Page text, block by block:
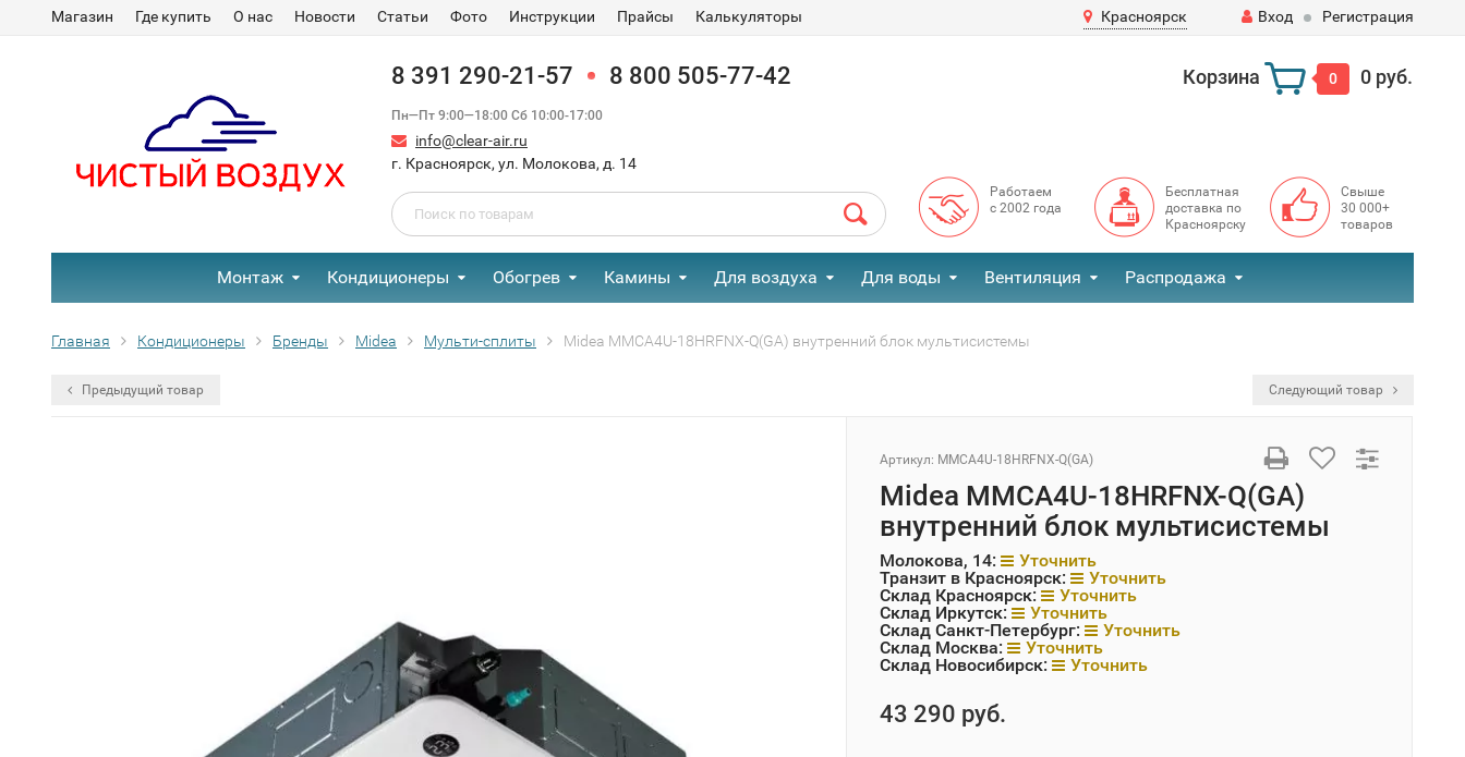
Магазин Где купить О нас Новости Статьи Фото Инструкции Прайсы Калькуляторы Красноярск Вход Регистрация
8 391 290-21-57 8 800 505-77-42
Пн—Пт 9:00—18:00 Сб 10:00-17:00
info@clear-air.ru
г. Красноярск, ул. Молокова, д. 14
Корзина 0 0 руб.
Работаем
с 2002 года
Бесплатная
доставка по
Красноярску
Свыше
30 000+
товаров
Монтаж Кондиционеры Обогрев Камины Для воздуха Для воды Вентиляция Распродажа
Главная Кондиционеры Бренды Midea Мульти-сплиты Midea MMCA4U-18HRFNX-Q(GA) внутренний блок мультисистемы
Предыдущий товар Следующий товар
Артикул: MMCA4U-18HRFNX-Q(GA)
Midea MMCA4U-18HRFNX-Q(GA)
внутренний блок мультисистемы
Молокова, 14:
Уточнить
Транзит в Красноярск:
Уточнить
Склад Красноярск:
Уточнить
Склад Иркутск:
Уточнить
Склад Санкт-Петербург:
Уточнить
Склад Москва:
Уточнить
Склад Новосибирск:
Уточнить
43 290 руб.